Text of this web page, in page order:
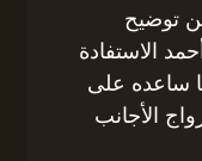
توضيح
الاستفادة
ساعده على
الأجانب